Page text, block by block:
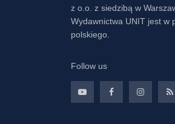
z o.o. z siedzibą w
Wydawnictwa UNIT jest w
polskiego.
Follow us